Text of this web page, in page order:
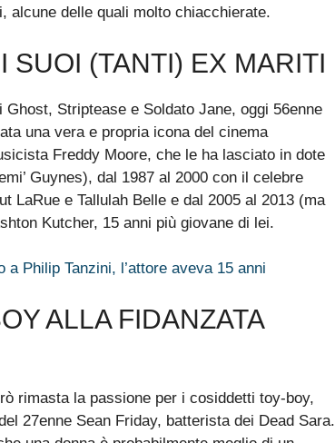
alcune delle quali molto chiacchierate.
SUOI (TANTI) EX MARITI
Striptease e Soldato Jane, oggi 56enne
una vera e propria icona del cinema
Freddy Moore, che le ha lasciato in dote
Guynes), dal 1987 al 2000 con il celebre
LaRue e Tallulah Belle e dal 2005 al 2013 (ma
Kutcher, 15 anni più giovane di lei.
Philip Tanzini, l’attore aveva 15 anni
ALLA FIDANZATA
rimasta la passione per i cosiddetti toy-boy,
27enne Sean Friday, batterista dei Dead Sara.